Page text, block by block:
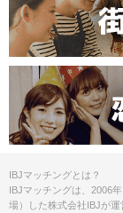
IBJマッチングとは？
IBJマッチングは、2006
場）した株式会社IBJが